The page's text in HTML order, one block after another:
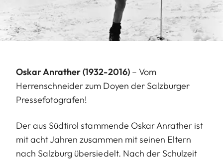
Oskar Anrather (1932-2016)– Vom
Herrenschneider zum Doyen der Salzburger
Pressefotografen!
Der aus Südtirol stammende Oskar Anrather ist
mit acht Jahren zusammen mit seinen Eltern
nach Salzburg übersiedelt. Nach der Schulzeit